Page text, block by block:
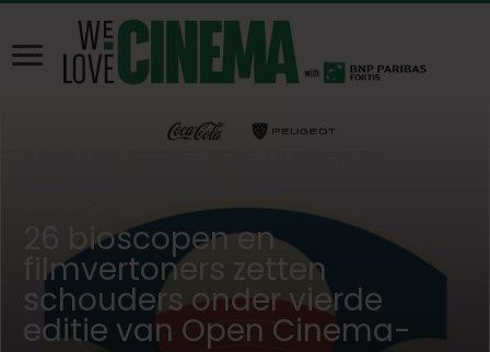
26 bioscopen en
filmvertoners zetten
schouders onder vierde
editie van Open Cinema-